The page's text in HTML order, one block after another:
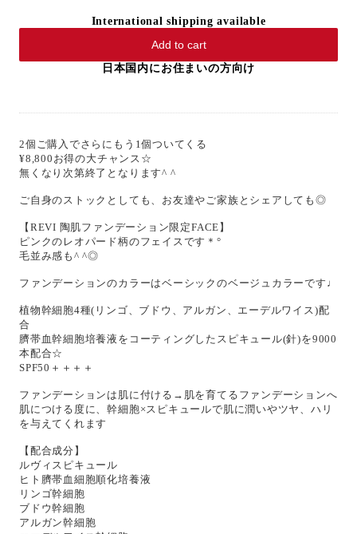
International shipping available
Add to cart
日本国内にお住まいの方向け
2個ご購入でさらにもう1個ついてくる
¥8,800お得の大チャンス☆
無くなり次第終了となります^ ^
ご自身のストックとしても、お友達やご家族とシェアしても◎
【REVI 陶肌ファンデーション限定FACE】
ピンクのレオパード柄のフェイスです＊°
毛並み感も^ ^◎
ファンデーションのカラーはベーシックのベージュカラーです♩
植物幹細胞4種(リンゴ、ブドウ、アルガン、エーデルワイス)配
合
臍帯血幹細胞培養液をコーティングしたスピキュール(針)を9000
本配合☆
SPF50＋＋＋＋
ファンデーションは肌に付ける→肌を育てるファンデーションへ
肌につける度に、幹細胞×スピキュールで肌に潤いやツヤ、ハリ
を与えてくれます
【配合成分】
ルヴィスピキュール
ヒト臍帯血細胞順化培養液
リンゴ幹細胞
ブドウ幹細胞
アルガン幹細胞